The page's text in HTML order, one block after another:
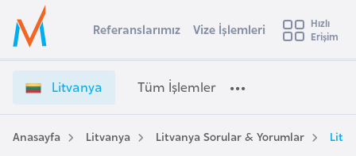
Ülke Seçimi
Başvuru yapmak istediğiniz ülkeyi seçin
Üye
Girişi
i
v
a
n
e
Referanslarımız Vize İşlemleri
Hızlı
Erişim
Litvanya Tüm İşlemler
Anasayfa Litvanya Litvanya Sorular & Yorumlar
s
t
r
a